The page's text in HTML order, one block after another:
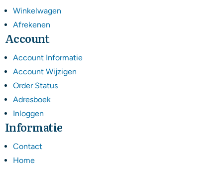
Winkelwagen
Afrekenen
Account
Account Informatie
Account Wijzigen
Order Status
Adresboek
Inloggen
Informatie
Contact
Home